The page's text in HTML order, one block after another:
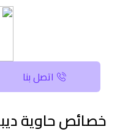
اتصل بنا
خصائص حاوية